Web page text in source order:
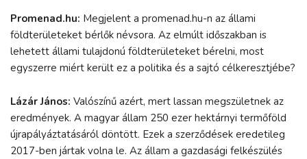
Promenad.hu: Megjelent a promenad.hu-n az állami
földterületeket bérlők névsora. Az elmúlt időszakban is
lehetett állami tulajdonú földterületeket bérelni, most
egyszerre miért került ez a politika és a sajtó célkeresztjébe?
Lázár János: Valószínű azért, mert lassan megszületnek az
eredmények. A magyar állam 250 ezer hektárnyi termőföld
újrapályáztatásáról döntött. Ezek a szerződések eredetileg
2017-ben jártak volna le. Az állam a gazdasági felkészülés